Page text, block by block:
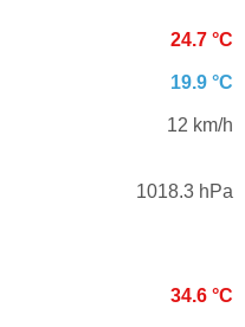
24.7 °C
19.9 °C
12 km/h
1018.3 hPa
34.6 °C